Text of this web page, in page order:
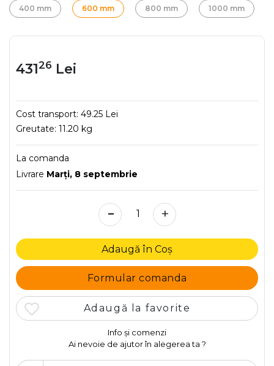
400 mm 600 mm 800 mm 1000 mm
43126 Lei
Cost transport: 49.25 Lei
Greutate: 11.20 kg
La comanda
Livrare Marţi, 8 septembrie
- +
Adaugă în Coș
Formular comanda
Adaugă la favorite
Info și comenzi
Ai nevoie de ajutor în alegerea ta ?